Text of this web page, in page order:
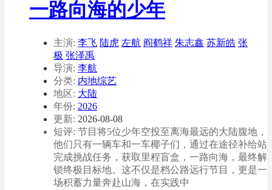
一路向海的少年
主演: 李飞 陆虎 左航 阎鹤祥 朱志鑫 苏新皓 张
极 张泽禹
导演: 李航
分类: 内地综艺
地区: 大陆
年份: 2026
更新: 2026-08-08
短评: 节目将5位少年空投至离海最远的大陆腹地，
他们只有一辆车和一车椰子们，通过在途径补给站
完成挑战任务，获取里程盲盒，一路向海，最终解
锁终极目标地。这不仅是档公路远行节目，更是一
场积蓄力量奔赴山海，在实践中